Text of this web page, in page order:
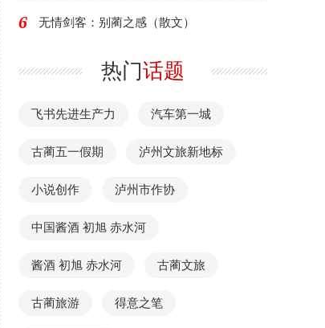
6 无情剑客：别蔺之感（散文）
热门话题
飞书先进生产力 汽车第一城
古蔺五一假期 泸州文旅新地标
小说创作 泸州市作协
中国酱酒 初旭 赤水河
酱酒 初旭 赤水河 古蔺文旅
古蔺旅游 得意之笔